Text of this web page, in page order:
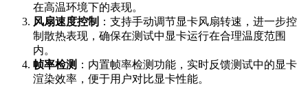
在高温环境下的表现。
风扇速度控制 ：支持手动调节显卡风扇转速，进一步控
制散热表现，确保在测试中显卡运行在合理温度范围
内。
帧率检测 ：内置帧率检测功能，实时反馈测试中的显卡
渲染效率，便于用户对比显卡性能。